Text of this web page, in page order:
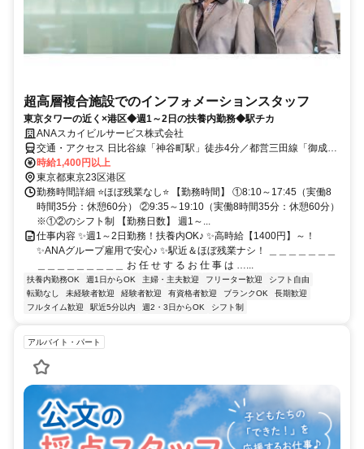
超高層複合施設でのインフォメーションスタッフ
東京タワーの近く×港区◆週1～2日の扶養内勤務◆駅チカ
ANAスカイビルサービス株式会社
交通・アクセス 日比谷線「神谷町駅」徒歩4分／都営三田線「御成門
駅」徒歩5分
時給1,400円以上
東京都東京23区港区
勤務時間詳細 ⭐ほぼ残業なし⭐ 【勤務時間】 ①8:10～17:45（実働8
時間35分：休憩60分） ②9:35～19:10（実働8時間35分：休憩60分）
※①②のシフト制 【勤務日数】 週1～...
仕事内容 ✨週1～2日勤務！扶養内OK♪ ✨高時給【1400円】～！
✨ANAグループ雇用で安心♪ ✨駅近＆ほぼ残業ナシ！ ＿＿＿＿＿＿＿
＿＿＿＿＿＿＿＿＿ お 任 せ す る お 仕 事 は …...
扶養内勤務OK 週1日からOK 主婦・主夫歓迎 フリーター歓迎
シフト自由
転勤なし
未経験者歓迎 経験者歓迎 有資格者歓迎 ブランクOK
長期歓迎
フルタイム歓迎
駅近5分以内 週2・3日からOK シフト制
アルバイト・パート